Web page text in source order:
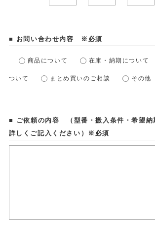
■ お問い合わせ内容 ※必須
商品について 在庫・納期について
ついて まとめ買いのご相談 その他
■ ご依頼の内容 （型番・搬入条件・希望納
詳しくご記入ください）※必須